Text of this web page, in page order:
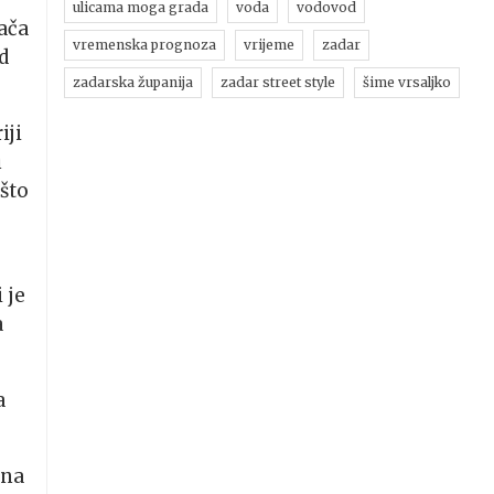
je
ulicama moga grada voda vodovod
vremenska prognoza vrijeme zadar
zadarska županija zadar street style šime vrsaljko